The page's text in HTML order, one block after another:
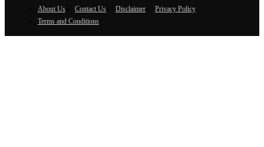
About Us Contact Us Disclaimer
Privacy Policy
Terms and Conditions